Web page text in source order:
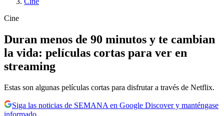
Cine
Duran menos de 90 minutos y te cambian
la vida: películas cortas para ver en
streaming
Estas son algunas películas cortas para disfrutar a través de Netflix.
Siga las noticias de SEMANA en Google Discover y manténgase
informado